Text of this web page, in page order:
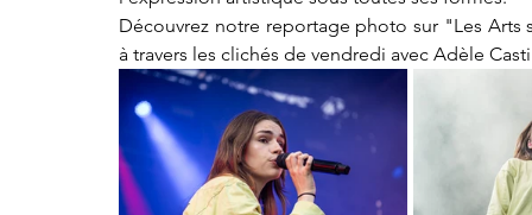
Découvrez notre reportage photo sur "Les
à travers les clichés de vendredi avec Adèle